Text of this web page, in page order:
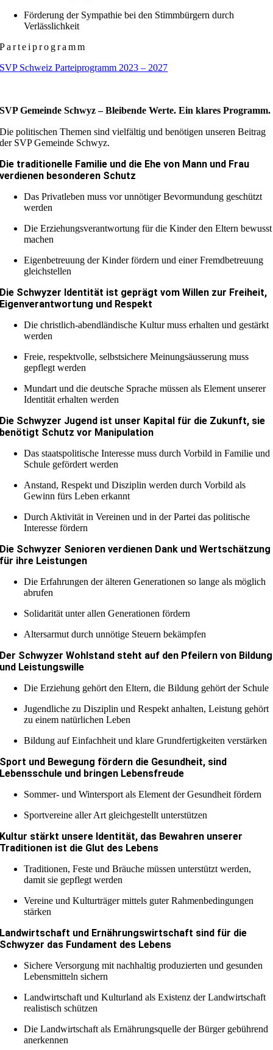
Förderung der Sympathie bei den Stimmbürgern durch
Verlässlichkeit
Parteiprogramm
SVP Schweiz Parteiprogramm 2023 – 2027
SVP Gemeinde Schwyz – Bleibende Werte. Ein klares Programm.
Die politischen Themen sind vielfältig und benötigen unseren Beitrag
der SVP Gemeinde Schwyz.
Die traditionelle Familie und die Ehe von Mann und Frau
verdienen besonderen Schutz
Das Privatleben muss vor unnötiger Bevormundung geschützt
werden
Die Erziehungsverantwortung für die Kinder den Eltern bewusst
machen
Eigenbetreuung der Kinder fördern und einer Fremdbetreuung
gleichstellen
Die Schwyzer Identität ist geprägt vom Willen zur Freiheit,
Eigenverantwortung und Respekt
Die christlich-abendländische Kultur muss erhalten und gestärkt
werden
Freie, respektvolle, selbstsichere Meinungsäusserung muss
gepflegt werden
Mundart und die deutsche Sprache müssen als Element unserer
Identität erhalten werden
Die Schwyzer Jugend ist unser Kapital für die Zukunft, sie
benötigt Schutz vor Manipulation
Das staatspolitische Interesse muss durch Vorbild in Familie und
Schule gefördert werden
Anstand, Respekt und Disziplin werden durch Vorbild als
Gewinn fürs Leben erkannt
Durch Aktivität in Vereinen und in der Partei das politische
Interesse fördern
Die Schwyzer Senioren verdienen Dank und Wertschätzung
für ihre Leistungen
Die Erfahrungen der älteren Generationen so lange als möglich
abrufen
Solidarität unter allen Generationen fördern
Altersarmut durch unnötige Steuern bekämpfen
Der Schwyzer Wohlstand steht auf den Pfeilern von Bildung
und Leistungswille
Die Erziehung gehört den Eltern, die Bildung gehört der Schule
Jugendliche zu Disziplin und Respekt anhalten, Leistung gehört
zu einem natürlichen Leben
Bildung auf Einfachheit und klare Grundfertigkeiten verstärken
Sport und Bewegung fördern die Gesundheit, sind
Lebensschule und bringen Lebensfreude
Sommer- und Wintersport als Element der Gesundheit fördern
Sportvereine aller Art gleichgestellt unterstützen
Kultur stärkt unsere Identität, das Bewahren unserer
Traditionen ist die Glut des Lebens
Traditionen, Feste und Bräuche müssen unterstützt werden,
damit sie gepflegt werden
Vereine und Kulturträger mittels guter Rahmenbedingungen
stärken
Landwirtschaft und Ernährungswirtschaft sind für die
Schwyzer das Fundament des Lebens
Sichere Versorgung mit nachhaltig produzierten und gesunden
Lebensmitteln sichern
Landwirtschaft und Kulturland als Existenz der Landwirtschaft
realistisch schützen
Die Landwirtschaft als Ernährungsquelle der Bürger gebührend
anerkennen